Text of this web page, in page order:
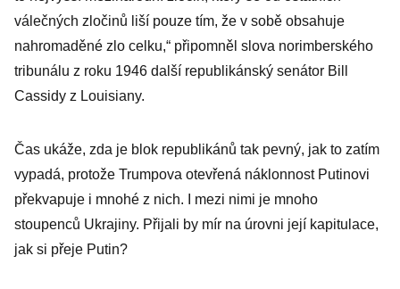
válečných zločinů liší pouze tím, že v sobě obsahuje
nahromaděné zlo celku,“ připomněl slova norimberského
tribunálu z roku 1946 další republikánský senátor Bill
Cassidy z Louisiany.
Čas ukáže, zda je blok republikánů tak pevný, jak to zatím
vypadá, protože Trumpova otevřená náklonnost Putinovi
překvapuje i mnohé z nich. I mezi nimi je mnoho
stoupenců Ukrajiny. Přijali by mír na úrovni její kapitulace,
jak si přeje Putin?